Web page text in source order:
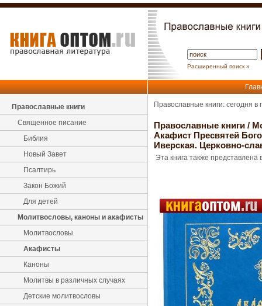
Расширенный поиск »
Православные книги
Священное писание
Библия
Новый Завет
Псалтирь
Закон Божий
Для детей
Молитвословы, каноны и акафисты
Молитвословы
Акафисты
Каноны
Молитвы в различных случаях
Детские молитвословы
Православные книги: сегодня
Православные книги /
Акафист Пресвятей
Иверская. Церковно-
Эта книга также представлена